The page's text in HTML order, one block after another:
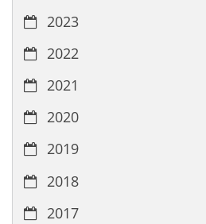
2023
2022
2021
2020
2019
2018
2017